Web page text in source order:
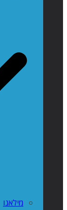
מילאנו